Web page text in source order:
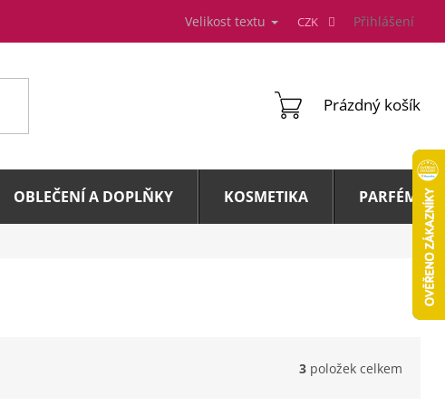
Velikost textu CZK Přihlášení
NÁKUPNÍ
Prázdný košík
OBLEČENÍ A DOPLŇKY KOSMETIKA PARFÉMY A
3 položek celkem